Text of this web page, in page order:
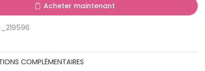
Acheter maintenant
COMPLÉMENTAIRES